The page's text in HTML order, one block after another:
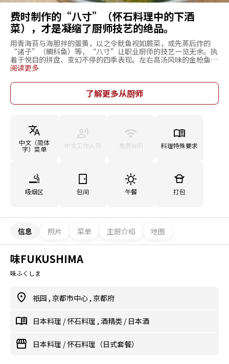
费时制作的“八寸”（怀石料理中的下酒
菜），才是凝缩了厨师技艺的绝品。
用青海苔与海胆拌的蛋黄，以之令鱿鱼视如蕨菜，或先蒸后炸的
“诸子”（鲷科鱼）等，“八寸”让职业厨师的技艺一览无余。执
着于悦目的拼盘、变幻不停的四季表现。左右高汤风味的金枪鱼
屑，采用立削。奠定料理基调的高汤才是京都料理的根本。本店不
香。此味正是本店料理的根本所在。请感受祗园风京都文化的风
味。这才是最后的待客之道。祗园为名所，外国客人、观光客众
多，视京都风味为重。入味、店面设计、待客都要能尽享京都文化
美食，深受团体客人好评。
阅读更多
了解更多从厨师
中文（简体
字）菜单 中文工作人员 免费WiFi 料理特殊要求
吸烟区 包间 午餐 打包
信息 照片 菜单 主厨介绍 地图
味FUKUSHIMA
味ふくしま
祗园 , 京都市中心 , 京都府
日本料理 /怀石料理 , 酒精类 / 日本酒
日本料理 /怀石料理（日式套餐）